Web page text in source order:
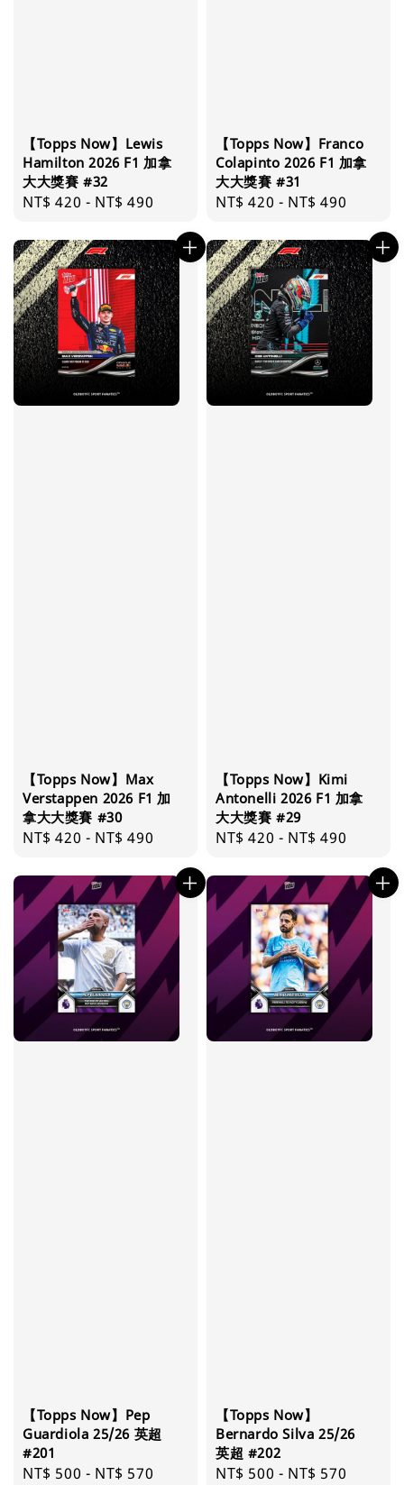
【Topps Now】Lewis
Hamilton 2026 F1 加拿
大大獎賽 #32
Regular
NT$ 420 - NT$ 490
【Topps Now】Franco
Colapinto 2026 F1 加拿
大大獎賽 #31
Regular
NT$ 420 - NT$ 490
【Topps Now】Max
Verstappen 2026 F1 加
拿大大獎賽 #30
Regular
NT$ 420 - NT$ 490
【Topps Now】Kimi
Antonelli 2026 F1 加拿
大大獎賽 #29
Regular
NT$ 420 - NT$ 490
【Topps Now】Pep
Guardiola 25/26 英超
#201
Regular
NT$ 500 - NT$ 570
【Topps Now】
Bernardo Silva 25/26
英超 #202
Regular
NT$ 500 - NT$ 570